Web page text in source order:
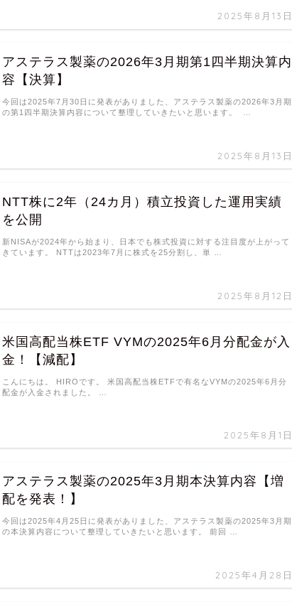
2025年8月13日
アステラス製薬の2026年3月期第1四半期決算内
容【決算】
2025年8月13日
今回は2025年7月30日に発表がありました、アステラス製薬の2026年3月期
の第1四半期決算内容について整理していきたいと思います。 …
NTT株に2年（24カ月）積立投資した運用実績
を公開
2025年8月12日
新NISAが2024年から始まり、日本でも株式投資に対する注目度が上がって
きています。 NTTは2023年7月に株式を25分割し、単 …
米国高配当株ETF VYMの2025年6月分配金が入
金！【減配】
2025年8月1日
こんにちは。 HIROです。 米国高配当株ETFで有名なVYMの2025年6月分
配金が入金されました。 …
アステラス製薬の2025年3月期本決算内容【増
配を発表！】
2025年4月28日
今回は2025年4月25日に発表がありました、アステラス製薬の2025年3月期
の本決算内容について整理していきたいと思います。 前回 …